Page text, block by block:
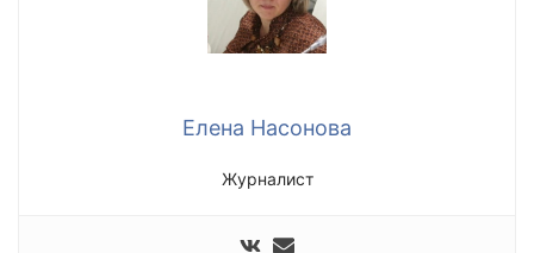
Елена Насонова
Журналист